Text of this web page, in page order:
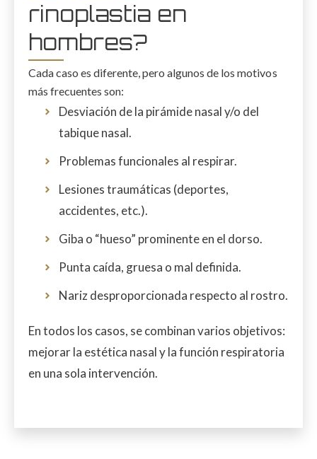
rinoplastia en
hombres?
Cada caso es diferente, pero algunos de los motivos
más frecuentes son:
Desviación de la pirámide nasal y/o del
tabique nasal.
Problemas funcionales al respirar.
Lesiones traumáticas (deportes,
accidentes, etc.).
Giba o “hueso” prominente en el dorso.
Punta caída, gruesa o mal definida.
Nariz desproporcionada respecto al rostro.
En todos los casos, se combinan varios objetivos:
mejorar la estética nasal y la función respiratoria
en una sola intervención.